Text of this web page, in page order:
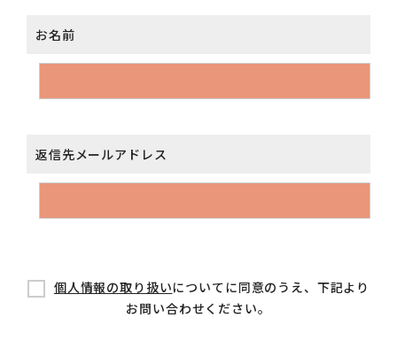
お名前
返信先メールアドレス
個人情報の取り扱いについてに同意のうえ、下記より
お問い合わせください。